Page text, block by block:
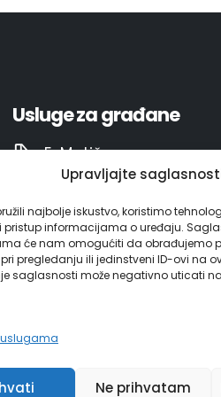
Upravljajte
najbolje iskustvo, koristimo
pristup informacijama o uređaju.
će nam omogućiti da obrađujemo
pregledanju ili jedinstveni ID-ovi na
saglasnosti može negativno uticati
Ne prihvatam
Usluge za građane
E-Matičar
Invest in Gračanica
Vodič za građane